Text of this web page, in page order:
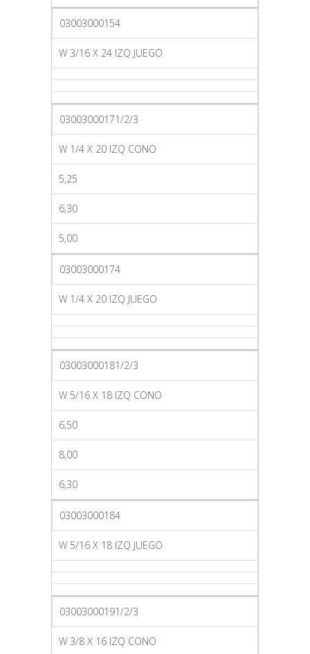
03003000154
W 3/16 X 24 IZQ JUEGO
03003000171/2/3
W 1/4 X 20 IZQ CONO
5,25
6,30
5,00
03003000174
W 1/4 X 20 IZQ JUEGO
03003000181/2/3
W 5/16 X 18 IZQ CONO
6,50
8,00
6,30
03003000184
W 5/16 X 18 IZQ JUEGO
03003000191/2/3
W 3/8 X 16 IZQ CONO